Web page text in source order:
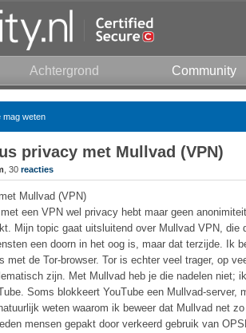
Achtergrond Community
mag weten
privacy met Mullvad (VPN)
, 30 reacties
Mullvad (VPN)
een VPN wel privacy hebt maar geen
Mijn topic gaat uitsluitend over Mullvad VPN,
een doorn in het oog is, maar dat terzijde. Ik
met de Tor-browser. Tor is echter veel trager, op
zijn. Met Mullvad heb je die nadelen niet;
Soms blokkeert YouTube een Mullvad-server,
weten waarom ik beweer dat Mullvad net
mensen gepakt door verkeerd gebruik van